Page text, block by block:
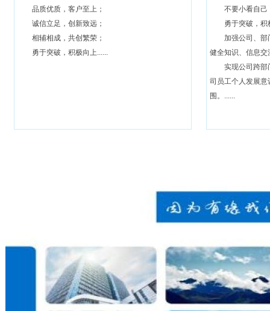
品质优质，客户至上；
诚信立足，创新致远；
相辅相成，共创繁荣；
勇于突破，积极向上......
不要小看自己
勇于突破，
加强公司、部
健全知识、信息交
实现公司跨部
司员工个人发展
围。......